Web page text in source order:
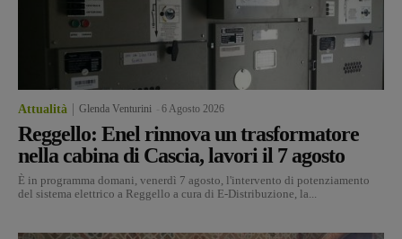
Attualità Glenda Venturini 6 Agosto 2026
Reggello: Enel rinnova un trasformatore
nella cabina di Cascia, lavori il 7 agosto
È in programma domani, venerdì 7 agosto, l'intervento di potenziamento
del sistema elettrico a Reggello a cura di E-Distribuzione, la...